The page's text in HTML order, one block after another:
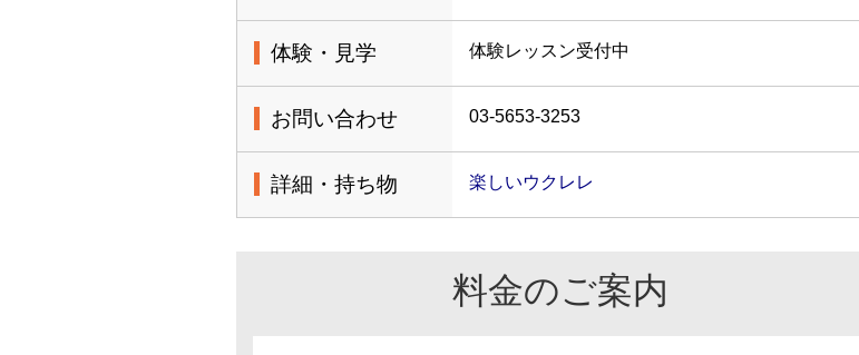
体験・見学 体験レッスン受付中
お問い合わせ 03-5653-3253
詳細・持ち物 楽しいウクレレ
料金のご案内